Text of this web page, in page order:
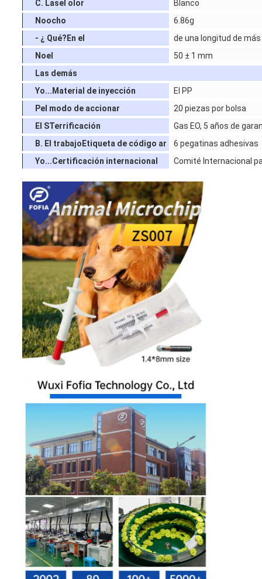
C. Lasel olor
Blanco
Noocho
6.86g
- ¿ Qué? En el
de una longitud de
Noel
50 ± 1 mm
Las demás
Yo... Material de inyección
El PP
Pel modo de accionar
20 piezas por bolsa
El STerrificación
Gas EO, 5 años de
B. El trabajo Etiqueta de código ar
6 pegatinas adhesivas
Yo...Certificación internacional Comité Internacional